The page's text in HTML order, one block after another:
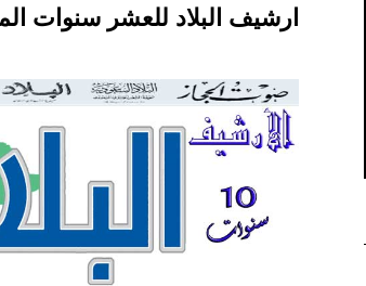
ارشيف البلاد للعشر سنوات